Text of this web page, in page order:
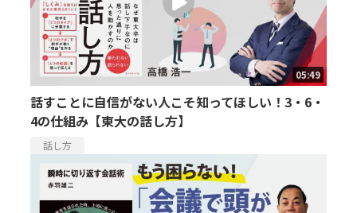
05:49
話すことに自信がない人こそ知ってほしい！3・6・
4の仕組み【東大の話し方】
話し方